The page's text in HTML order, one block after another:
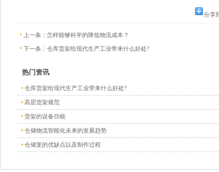
分享
上一条： 怎样能够科学的降低物流成本？
下一条： 仓库货架给现代生产工业带来什么好处?
热门资讯
仓库货架给现代生产工业带来什么好处?
高层货架规范
货架的设备功能
仓储物流智能化未来的发展趋势
仓储笼的优缺点以及制作过程